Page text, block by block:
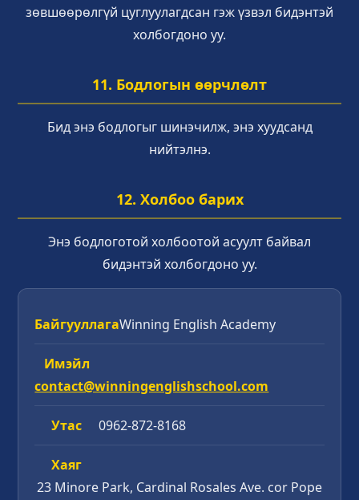
зөвшөөрөлгүй цуглуулагдсан гэж үзвэл бидэнтэй
холбогдоно уу.
11. Бодлогын өөрчлөлт
Бид энэ бодлогыг шинэчилж, энэ хуудсанд
нийтэлнэ.
12. Холбоо барих
Энэ бодлоготой холбоотой асуулт байвал
бидэнтэй холбогдоно уу.
БайгууллагаWinning English Academy
Имэйл
contact@winningenglishschool.com
Утас 0962-872-8168
Хаяг
23 Minore Park, Cardinal Rosales Ave. cor Pope